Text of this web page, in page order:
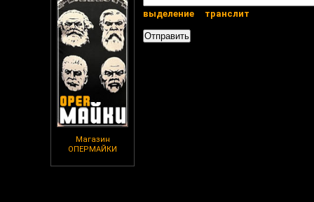
Магазин
ОПЕРМАЙКИ
выделение транслит